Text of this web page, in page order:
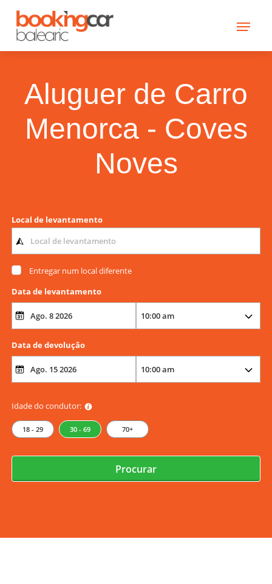
Aluguer de Carro
Menorca - Coves
Noves
Local de levantamento
Entregar num local diferente
Data de levantamento
Data de devolução
Idade do condutor:
18 - 29 30 - 69 70+
Procurar